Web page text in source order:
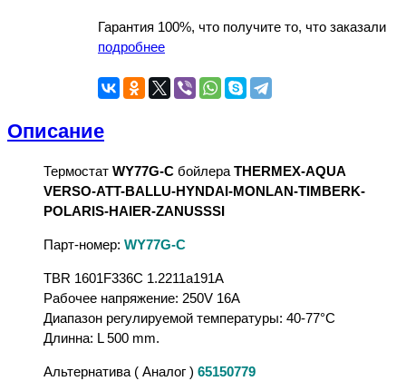
Гарантия 100%, что получите то, что заказали
подробнее
Описание
Термостат WY77G-C бойлера THERMEX-AQUA
VERSO-ATT-BALLU-HYNDAI-MONLAN-TIMBERK-
POLARIS-HAIER-ZANUSSSI
Парт-номер: WY77G-C
TBR 1601F336C 1.2211а191A
Рабочее напряжение: 250V 16A
Диапазон регулируемой температуры: 40-77°C
Длинна: L 500 mm.
Альтернатива ( Аналог ) 65150779